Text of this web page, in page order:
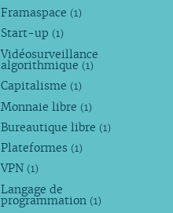
Framaspace (1)
Start-up (1)
Vidéosurveillance
algorithmique (1)
Capitalisme (1)
Monnaie libre (1)
Bureautique libre (1)
Plateformes (1)
VPN (1)
Langage de
programmation (1)